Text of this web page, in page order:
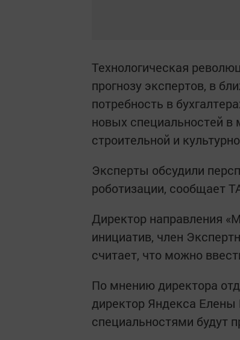
Технологическая
прогнозу экспертов, в
потребность в
новых специальностей в
строительной и
Эксперты обсудили
роботизации, сообщает
Директор направления
инициатив, член
считает, что можно
По мнению директора
директор Яндекса
специальностями будут